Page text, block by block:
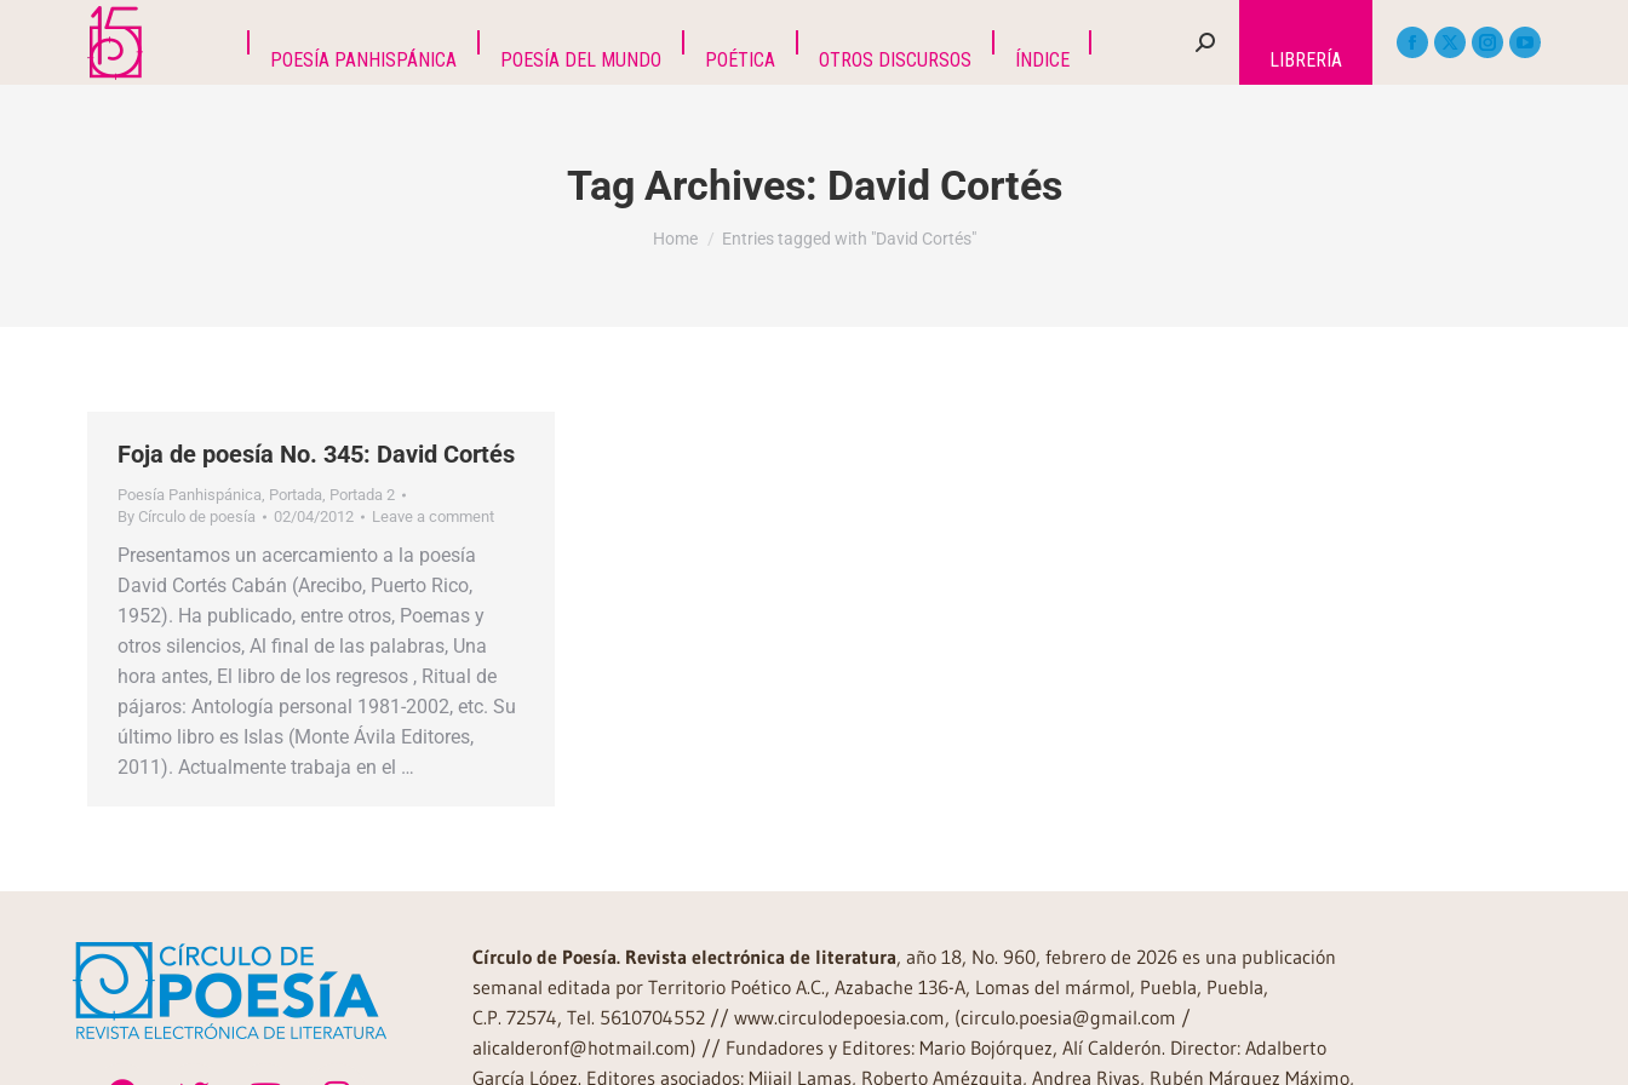
POESÍA PANHISPÁNICA POESÍA DEL MUNDO POÉTICA OTROS DISCURSOS ÍNDICE LIBRERÍA
Tag Archives: David Cortés
You are here:
Home Entries tagged with "David Cortés"
Foja de poesía No. 345: David Cortés
Poesía Panhispánica, Portada, Portada 2
By Círculo de poesía 02/04/2012 Leave a comment
Presentamos un acercamiento a la poesía
David Cortés Cabán (Arecibo, Puerto Rico,
1952). Ha publicado, entre otros, Poemas y
otros silencios, Al final de las palabras, Una
hora antes, El libro de los regresos , Ritual de
pájaros: Antología personal 1981-2002, etc. Su
último libro es Islas (Monte Ávila Editores,
2011). Actualmente trabaja en el …
Círculo de Poesía. Revista electrónica de literatura, año 18, No. 960, febrero de 2026 es una publicación
semanal editada por Territorio Poético A.C., Azabache 136-A, Lomas del mármol, Puebla, Puebla,
C.P. 72574, Tel. 5610704552 // www.circulodepoesia.com, (circulo.poesia@gmail.com /
alicalderonf@hotmail.com) // Fundadores y Editores: Mario Bojórquez, Alí Calderón. Director: Adalberto
García López. Editores asociados: Mijail Lamas, Roberto Amézquita, Andrea Rivas, Rubén Márquez Máximo,